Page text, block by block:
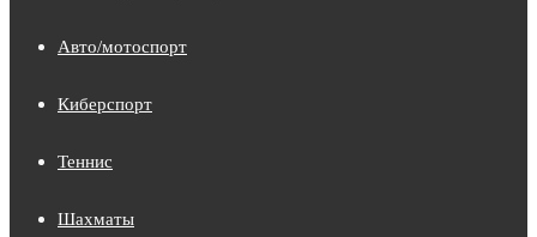
Авто/мотоспорт
Киберспорт
Теннис
Шахматы